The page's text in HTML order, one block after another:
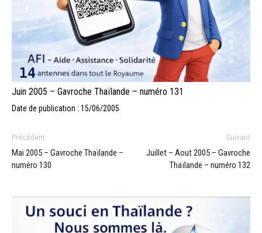
Juin 2005 – Gavroche Thaïlande – numéro 131
Date de publication : 15/06/2005
Précédent
Mai 2005 – Gavroche Thaïlande –
numéro 130
Suivant
Juillet – Aout 2005 – Gavroche
Thaïlande – numéro 132